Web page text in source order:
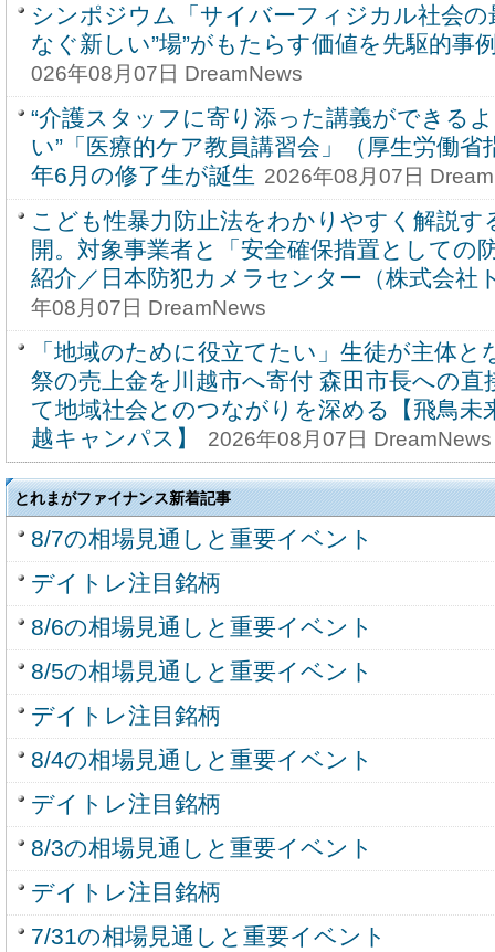
シンポジウム「サイバーフィジカル社会
なぐ新しい”場”がもたらす価値を先駆的事
026年08月07日 DreamNews
“介護スタッフに寄り添った講義ができる
い”「医療的ケア教員講習会」（厚生労働省
年6月の修了生が誕生 2026年08月07日
こども性暴力防止法をわかりやすく解説す
開。対象事業者と「安全確保措置としての
紹介／日本防犯カメラセンター（株式会社
年08月07日 DreamNews
「地域のために役立てたい」生徒が主体
祭の売上金を川越市へ寄付 森田市長への直
て地域社会とのつながりを深める【飛鳥未
越キャンパス】
2026年08月07日 DreamNews
とれまがファイナンス新着記事
8/7の相場見通しと重要イベント
デイトレ注目銘柄
8/6の相場見通しと重要イベント
8/5の相場見通しと重要イベント
デイトレ注目銘柄
8/4の相場見通しと重要イベント
デイトレ注目銘柄
8/3の相場見通しと重要イベント
デイトレ注目銘柄
7/31の相場見通しと重要イベント